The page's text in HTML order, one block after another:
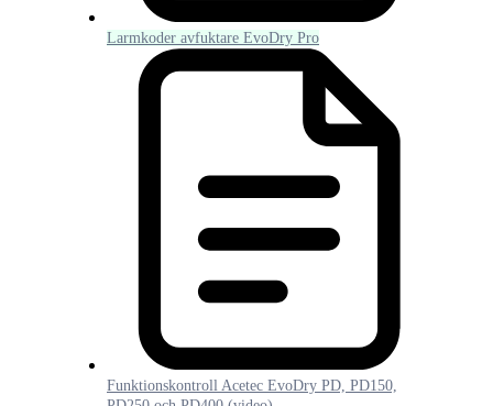
Larmkoder avfuktare EvoDry Pro
Funktionskontroll Acetec EvoDry PD, PD150,